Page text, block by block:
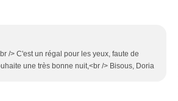
/> C'est un régal pour les yeux, faute de
une très bonne nuit,<br /> Bisous, Doria